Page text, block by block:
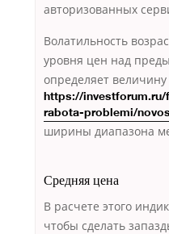
авторизованных
Волатильность
уровня цен над
определяет
https://
rabota-problemi/
величину
ширины диапазона
Средняя цена
В расчете этого
чтобы сделать